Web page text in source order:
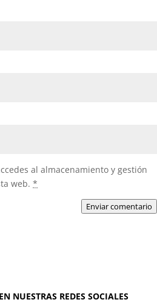
al almacenamiento y gestión
web. *
Enviar comentario
NUESTRAS REDES SOCIALES